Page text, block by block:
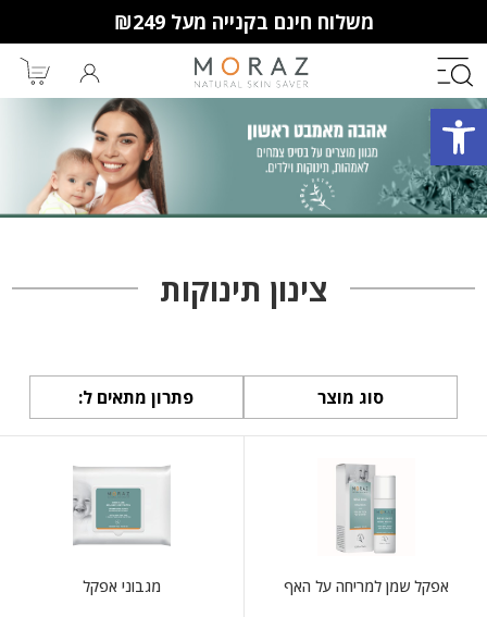
משלוח חינם בקנייה מעל ₪249
חברי מועדון מורז נהנים יותר!
10% הנחה לקנייה ראשונה
מבצעים שווים
הבאות.
צינון תינוקות
סוג מוצר פתרון מתאים ל:
אפקל שמן למריחה על האף מגבוני אפקל
פתח סרגל נגישות